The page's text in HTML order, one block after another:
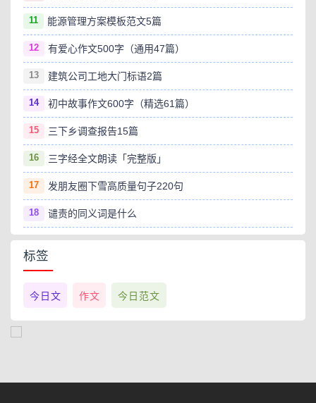
11 能源管理方案模板范文5篇
12 有爱心作文500字（通用47篇）
13 建筑公司工地大门标语2篇
14 初中故事作文600字（精选61篇）
15 三下乡调查报告15篇
16 三字经全文朗读「完整版」
17 发朋友圈下雪高质量句子220句
18 谴责的同义词是什么
标签
今日文 作文 今日范文